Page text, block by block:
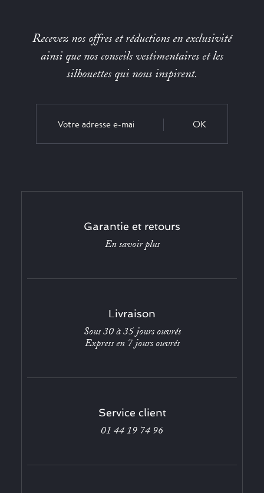
Recevez nos offres et réductions en exclusivité
ainsi que nos conseils vestimentaires et les
silhouettes qui nous inspirent.
OK
Garantie et retours
En savoir plus
Livraison
Sous 30 à 35 jours ouvrés
Express en 7 jours ouvrés
Service client
01 44 19 74 96